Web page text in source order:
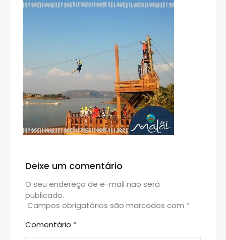
Deixe um comentário
O seu endereço de e-mail não será
publicado.
Campos obrigatórios são marcados com *
Comentário *